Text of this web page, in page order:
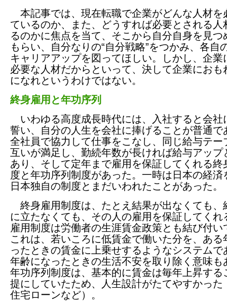
本記事では、現在転職で企業がどんな人材を
ているのか、また、どうすれば必要とされる人
るのかに焦点を当て、そこから自分自身を見つ
もらい、自分なりの“自分戦略”をつかみ、各自
キャリアアップを図ってほしい。しかし、企業
必要な人材だからといって、決して企業におも
になれというわけではない。
終身雇用と年功序列
いわゆる高度成長時代には、入社すると会社
誓い、自分の人生を会社に捧げることが普通で
全社員で協力して仕事をこなし、同じ給与テー
互いが満足し、勤続年数が長ければ給与アップ
あり、そして定年まで雇用を保証してくれる終
度と年功序列制度があった。一時は日本の経済
日本独自の制度とまだいわれたことがあった。
終身雇用制度は、たとえ結果が出なくても、
に立たなくても、その人の雇用を保証してくれ
雇用制度は労働者の生涯賃金政策とも結び付い
これは、若いころに低賃金で働いた分を、ある
ったときの賃金に上乗せするようなシステムで
年齢になったときの生活不安を取り除く意味も
年功序列制度は、基本的に賃金は毎年上昇する
提にしていたため、人生設計がたてやすかった
住宅ローンなど）。